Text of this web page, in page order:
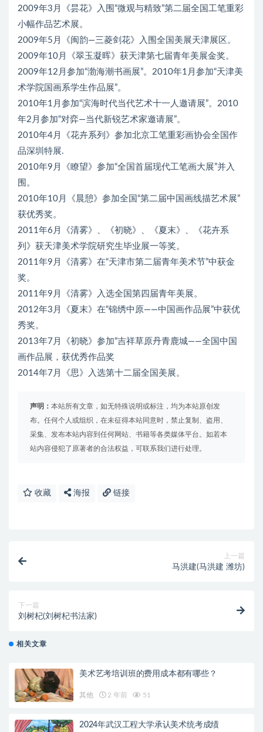
2009年3月《昙花》入围“微观与精致”第二届全国工笔重彩
小幅作品艺术展。
2009年5月《闽韵—三菱剑花》入围全国美展天津展区。
2009年10月《翠玉凝晖》获天津第七届青年美展金奖。
2009年12月参加“渤海潮书画展”。2010年1月参加“天津美
术学院国画系学生作品展”。
2010年1月参加“滨海时代当代艺术十一人邀请展”。2010
年2月参加“对弈—当代新锐艺术家邀请展”。
2010年4月《花卉系列》参加北京工笔重彩画协会全国作
品深圳特展.
2010年9月《瞭望》参加“全国首届现代工笔画大展”并入
围。
2010年10月《晨憩》参加全国“第二届中国画线描艺术展”
获优秀奖。
2011年6月《清雾》、《初晓》、《夏末》、《花卉系
列》获天津美术学院研究生毕业展一等奖。
2011年9月《清雾》在“天津市第二届青年美术节”中获金
奖。
2011年9月《清雾》入选全国第四届青年美展。
2012年3月《夏末》在“锦绣中原——中国画作品展”中获优
秀奖。
2013年7月《初晓》参加“吉祥草原丹青鹿城——全国中国
画作品展，获优秀作品奖
2014年7月《思》入选第十二届全国美展。
声明： 本站所有文章，如无特殊说明或标注，均为本站原创发
布。任何个人或组织，在未征得本站同意时，禁止复制、盗用、
采集、发布本站内容到任何网站、书籍等各类媒体平台。如若本
站内容侵犯了原著者的合法权益，可联系我们进行处理。
收藏 海报 链接
上一篇
马洪建(马洪建 潍坊)
下一篇
刘树杞(刘树杞书法家)
相关文章
美术艺考培训班的费用成本都有哪些？
其他 2 年前 51
2024年武汉工程大学承认美术统考成绩